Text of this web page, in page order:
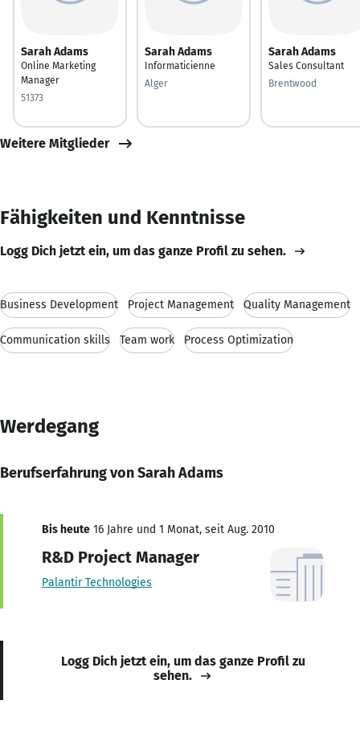
Sarah Adams
Online Marketing
Manager
51373
Sarah Adams
Informaticienne
Alger
Sarah Adams
Sales Consultant
Brentwood
Weitere Mitglieder
Fähigkeiten und Kenntnisse
Logg Dich jetzt ein, um das ganze Profil zu sehen.
Business Development Project Management Quality Management
Communication skills Team work Process Optimization
Werdegang
Berufserfahrung von Sarah Adams
Bis heute 16 Jahre und 1 Monat, seit Aug. 2010
R&D Project Manager
Palantir Technologies
Logg Dich jetzt ein, um das ganze Profil zu
sehen.